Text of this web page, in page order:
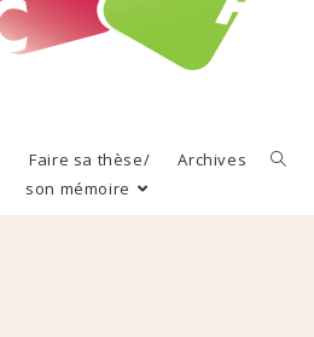
Faire sa thèse/
son mémoire
Archives